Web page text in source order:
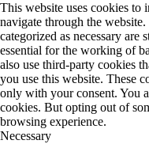
This website uses cookies to
navigate through the
categorized as necessary are
essential for the working of
also use third-party cookies
you use this website. These
only with your consent. You
cookies. But opting out of
browsing experience.
Necessary